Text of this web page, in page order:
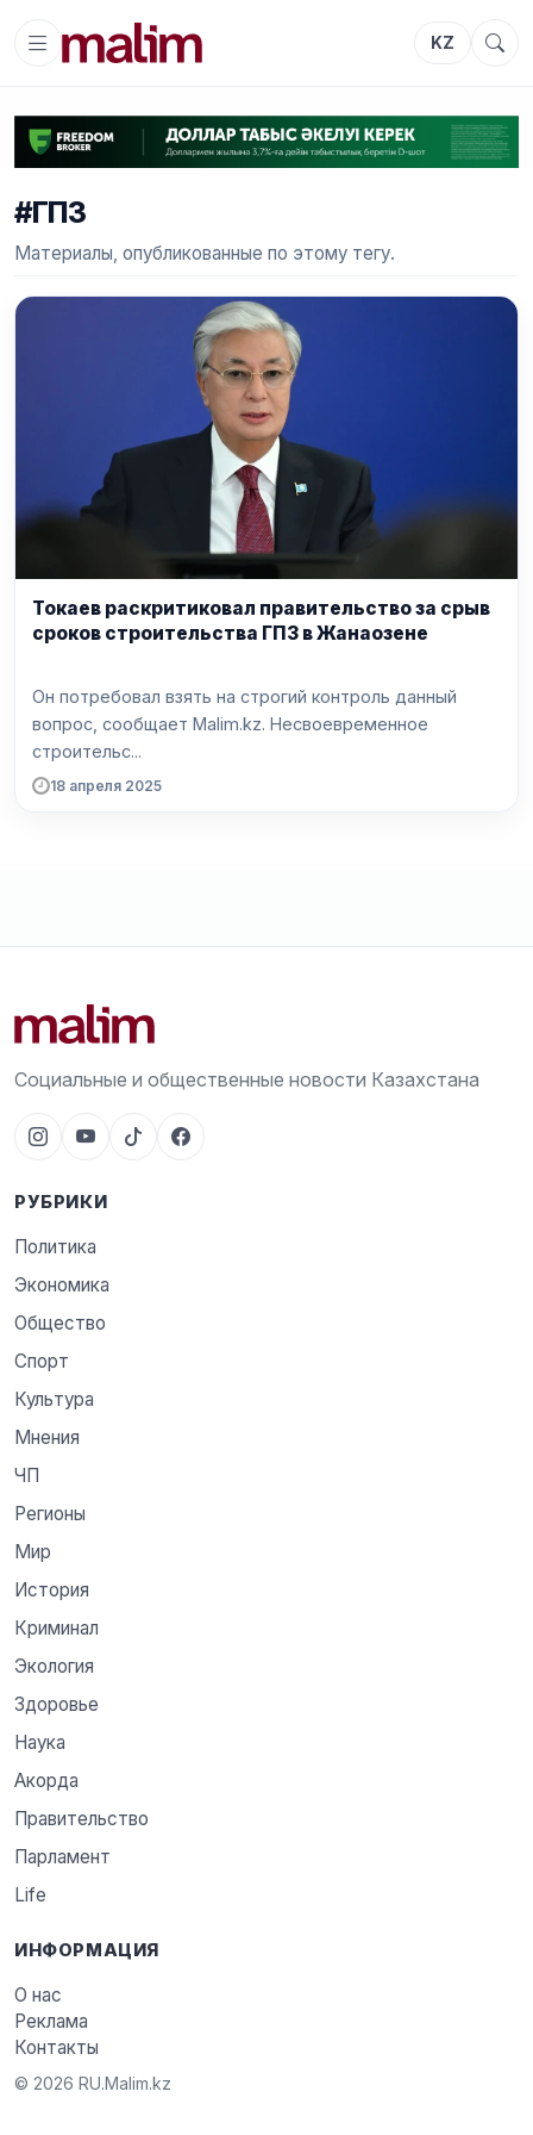
KZ
#ГПЗ
Материалы, опубликованные по этому тегу.
Токаев раскритиковал правительство за срыв
сроков строительства ГПЗ в Жанаозене
Он потребовал взять на строгий контроль данный
вопрос, сообщает Malim.kz. Несвоевременное
строительс...
18 апреля 2025
Социальные и общественные новости Казахстана
РУБРИКИ
Политика
Экономика
Общество
Спорт
Культура
Мнения
ЧП
Регионы
Мир
История
Криминал
Экология
Здоровье
Наука
Акорда
Правительство
Парламент
Life
ИНФОРМАЦИЯ
О нас
Реклама
Контакты
© 2026 RU.Malim.kz